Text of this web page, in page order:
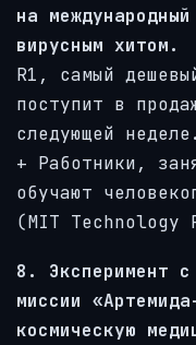
на
вирусным хитом.
R1, самый
поступит в
следующей
+ Работники,
обучают
(MIT Technology
8. Эксперимент с
миссии
космическую